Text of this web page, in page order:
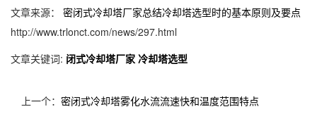
文章来源：
密闭式冷却塔厂家总结冷却塔选型时的基本原则及要点
http://www.trlonct.com/news/297.html
文章关键词: 闭式冷却塔厂家 冷却塔选型
上一个： 密闭式冷却塔雾化水流流速快和温度范围特点